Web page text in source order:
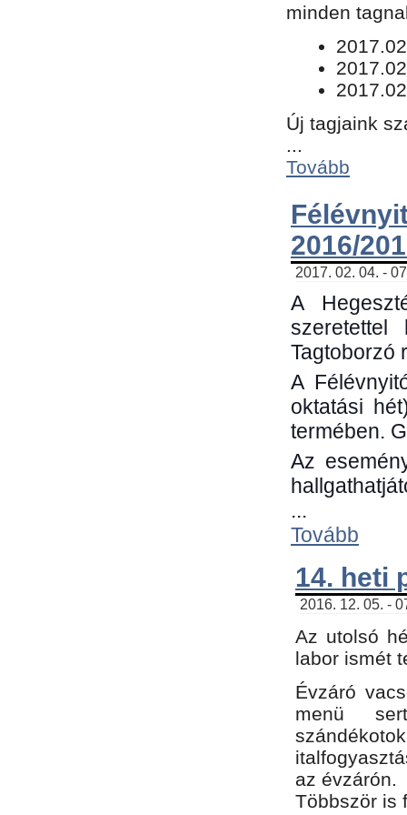
minden
Új tagjaink
...
Tovább
2016/
2017. 02. 04. -
A
Tagtoborzó
A
oktatási
termében.
Az
...
Tovább
14. heti
2016. 12. 05. -
Az utolsó
labor ismét
Évzáró
menü
az évzárón.
Többször is